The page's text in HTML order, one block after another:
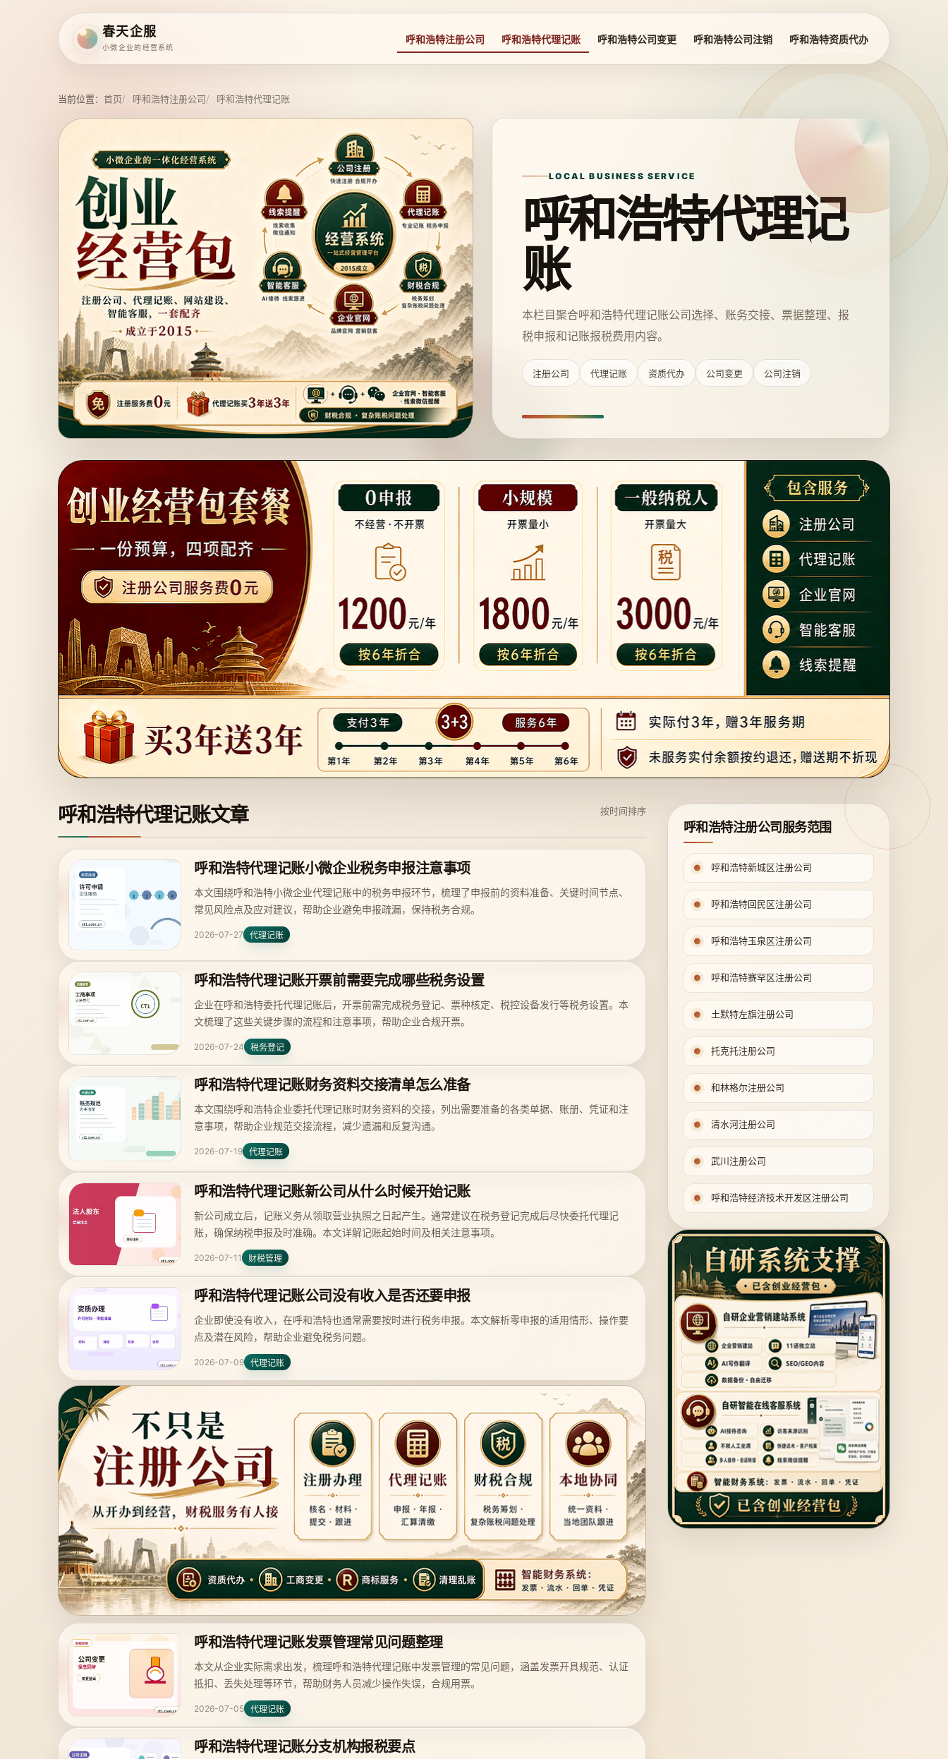
春天企服
小微企业的经营系统
呼和浩特注册公司 呼和浩特代理记账 呼和浩特公司变更 呼和浩特公司注销 呼和浩特资质代办
当前位置： 首页 呼和浩特注册公司 呼和浩特代理记账
LOCAL BUSINESS SERVICE
呼和浩特代理记
账
本栏目聚合呼和浩特代理记账公司选择、账务交接、票据整理、报
税申报和记账报税费用内容。
注册公司 代理记账 资质代办 公司变更 公司注销
呼和浩特代理记账文章 按时间排序
呼和浩特代理记账小微企业税务申报注意事项
本文围绕呼和浩特小微企业代理记账中的税务申报环节，梳理了申报前的资料准备、关键时间节点、
常见风险点及应对建议，帮助企业避免申报疏漏，保持税务合规。
2026-07-27 代理记账
呼和浩特代理记账开票前需要完成哪些税务设置
企业在呼和浩特委托代理记账后，开票前需完成税务登记、票种核定、税控设备发行等税务设置。本
文梳理了这些关键步骤的流程和注意事项，帮助企业合规开票。
2026-07-24 税务登记
呼和浩特代理记账财务资料交接清单怎么准备
本文围绕呼和浩特企业委托代理记账时财务资料的交接，列出需要准备的各类单据、账册、凭证和注
意事项，帮助企业规范交接流程，减少遗漏和反复沟通。
2026-07-19 代理记账
呼和浩特代理记账新公司从什么时候开始记账
新公司成立后，记账义务从领取营业执照之日起产生。通常建议在税务登记完成后尽快委托代理记
账，确保纳税申报及时准确。本文详解记账起始时间及相关注意事项。
2026-07-11 财税管理
呼和浩特代理记账公司没有收入是否还要申报
企业即使没有收入，在呼和浩特也通常需要按时进行税务申报。本文解析零申报的适用情形、操作要
点及潜在风险，帮助企业避免税务问题。
2026-07-09 代理记账
呼和浩特代理记账发票管理常见问题整理
本文从企业实际需求出发，梳理呼和浩特代理记账中发票管理的常见问题，涵盖发票开具规范、认证
抵扣、丢失处理等环节，帮助财务人员减少操作失误，合规用票。
2026-07-05 代理记账
呼和浩特代理记账分支机构报税要点
呼和浩特注册公司服务范围
呼和浩特新城区注册公司
呼和浩特回民区注册公司
呼和浩特玉泉区注册公司
呼和浩特赛罕区注册公司
土默特左旗注册公司
托克托注册公司
和林格尔注册公司
清水河注册公司
武川注册公司
呼和浩特经济技术开发区注册公司